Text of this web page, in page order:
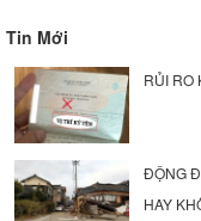
Tin Mới
RỦI RO
ĐỘNG
HAY